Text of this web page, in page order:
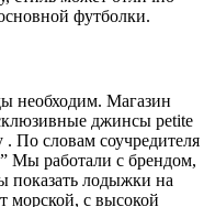
футболки.
необходим. Магазин
джинсы petite
. По словам соучредителя
Мы работали с брендом,
показать лодыжки на
с высокой